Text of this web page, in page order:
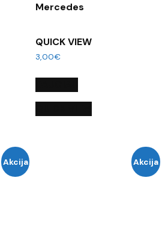
Mercedes
QUICK VIEW
3,00€
Akcija Akcija